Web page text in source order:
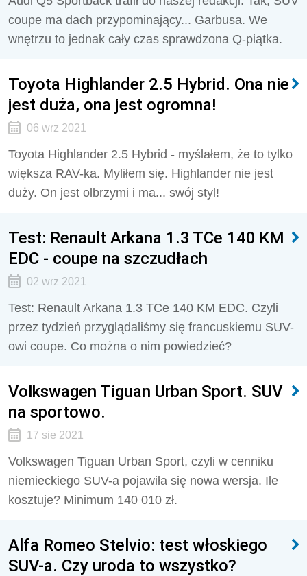
coupe ma dach przypominający... Garbusa. We
wnętrzu to jednak cały czas sprawdzona Q-piątka.
Toyota Highlander 2.5 Hybrid. Ona nie
jest duża, ona jest ogromna!
06 wrz 2021
Toyota Highlander 2.5 Hybrid - myślałem, że to tylko
większa RAV-ka. Myliłem się. Highlander nie jest
duży. On jest olbrzymi i ma... swój styl!
Test: Renault Arkana 1.3 TCe 140 KM
EDC - coupe na szczudłach
02 wrz 2021
Test: Renault Arkana 1.3 TCe 140 KM EDC. Czyli
przez tydzień przyglądaliśmy się francuskiemu SUV-
owi coupe. Co można o nim powiedzieć?
Volkswagen Tiguan Urban Sport. SUV
na sportowo.
17 sie 2021
Volkswagen Tiguan Urban Sport, czyli w cenniku
niemieckiego SUV-a pojawiła się nowa wersja. Ile
kosztuje? Minimum 140 010 zł.
Alfa Romeo Stelvio: test włoskiego
SUV-a. Czy uroda to wszystko?